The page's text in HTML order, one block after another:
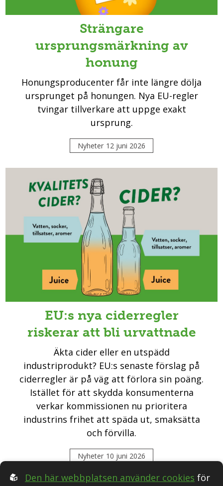
Strängare
ursprungsmärkning av
honung
Honungsproducenter får inte längre dölja
ursprunget på honungen. Nya EU-regler
tvingar tillverkare att uppge exakt
ursprung.
Nyheter 12 juni 2026
EU:s nya ciderregler
riskerar att bli urvattnade
Äkta cider eller en utspädd
industriprodukt? EU:s senaste förslag på
ciderregler är på väg att förlora sin poäng.
Istället för att skydda konsumenterna
verkar kommissionen nu prioritera
industrins frihet att späda ut, smaksätta
och förvilla.
Nyheter 10 juni 2026
Den här webbplatsen använder cookies för